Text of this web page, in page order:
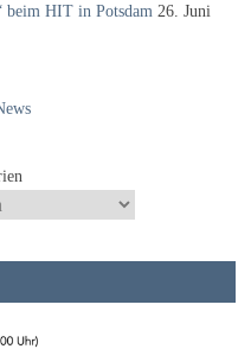
beim HIT in Potsdam 26. Juni